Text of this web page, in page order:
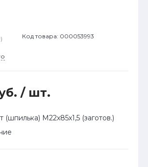
Код товара: 000053993
/ шт.
(шпилька) М22х85х1,5 (заготов.)